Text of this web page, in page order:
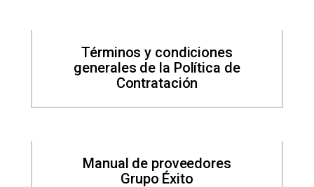
Términos y condiciones
generales de la Política de
Contratación
Manual de proveedores
Grupo Éxito